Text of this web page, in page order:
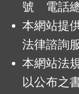
號 電話總
本網站提
法律諮詢
本網站法
以公布之